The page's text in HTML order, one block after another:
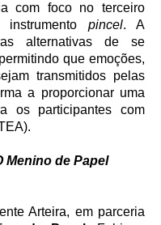
com foco no terceiro
pincel. A
alternativas de se
que emoções,
transmitidos pelas
a proporcionar uma
os participantes com
Menino de Papel
Arteira, em parceria